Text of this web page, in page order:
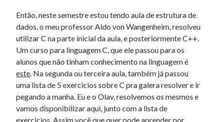
9 10 11 12 13 14 15
16 17 18 19 20 21 22
23 24 25 26 27 28 29
31
« fev
Então, neste semestre estou tendo aula de estrutura de
dados, o meu professor Aldo von Wangenheim, resolveu
utilizar C na parte inicial da aula, e posteriormente C++.
Um curso para linguagem C, que ele passou para os
alunos que não tinham conhecimento na linguagem é
este. Na segunda ou terceira aula, também já passou
uma lista de 5 exercicios sobre C pra galera resolver e ir
pegando a manha. Eu e o Olav, resolvemos os mesmos e
vamos disponibilizar aqui, junto com a lista de
exercicios. Assim você que quer pode aprender por